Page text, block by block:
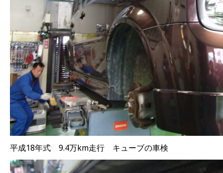
平成18年式 9.4万km走行 キューブの車検